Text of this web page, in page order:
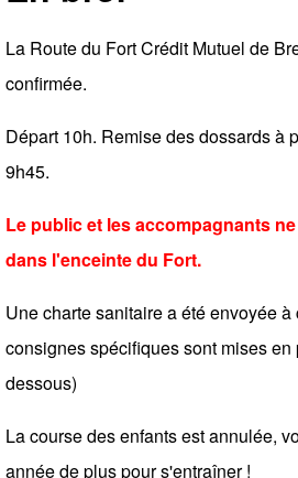
La Route du Fort Crédit Mutuel de
confirmée.
Départ 10h. Remise des dossards à
9h45.
Le public et les accompagnants
dans l'enceinte du Fort.
Une charte sanitaire a été envoyée
consignes spécifiques sont mises
dessous)
La course des enfants est annulée,
année de plus pour s'entraîner !